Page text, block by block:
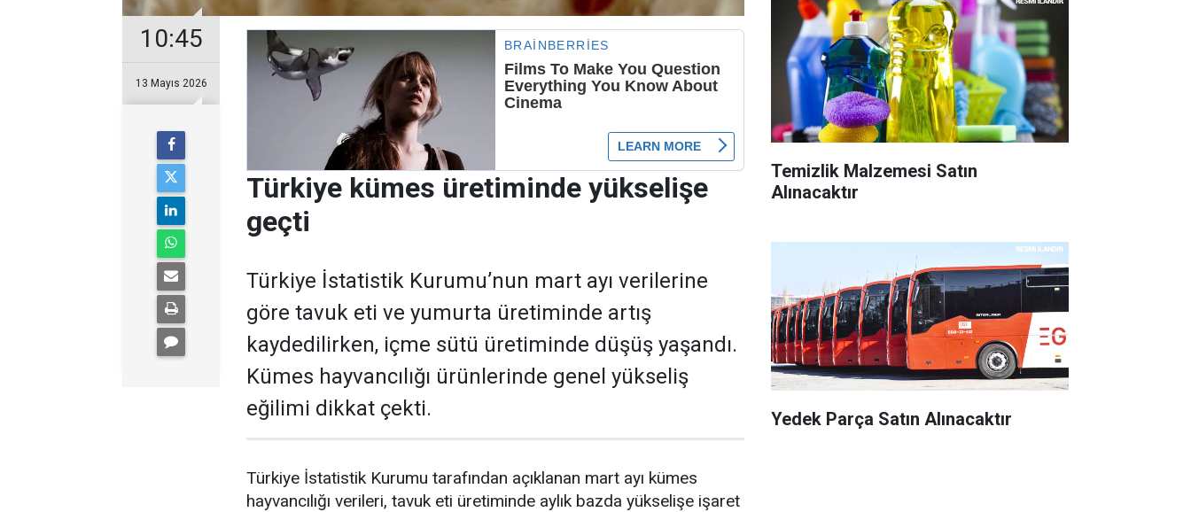
10:45
13 Mayıs 2026
Türkiye kümes üretiminde yükselişe
geçti
Türkiye İstatistik Kurumu’nun mart ayı verilerine
göre tavuk eti ve yumurta üretiminde artış
kaydedilirken, içme sütü üretiminde düşüş yaşandı.
Kümes hayvancılığı ürünlerinde genel yükseliş
eğilimi dikkat çekti.
Türkiye İstatistik Kurumu tarafından açıklanan mart ayı kümes
hayvancılığı verileri, tavuk eti üretiminde aylık bazda yükselişe işaret
Temizlik Malzemesi Satın
Alınacaktır
Yedek Parça Satın Alınacaktır